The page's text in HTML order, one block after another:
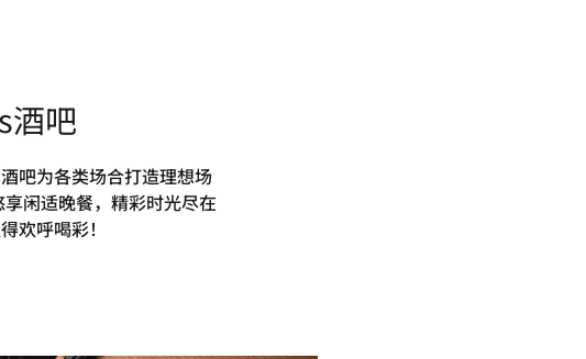
酒吧
吧为各类场合打造理想场
闲适晚餐，精彩时光尽在
欢呼喝彩！